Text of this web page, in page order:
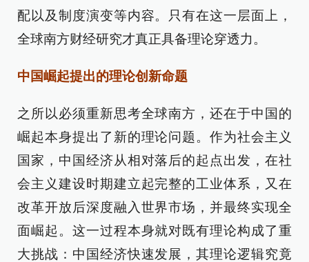
配以及制度演变等内容。只有在这一层面上，
全球南方财经研究才真正具备理论穿透力。
中国崛起提出的理论创新命题
之所以必须重新思考全球南方，还在于中国的
崛起本身提出了新的理论问题。作为社会主义
国家，中国经济从相对落后的起点出发，在社
会主义建设时期建立起完整的工业体系，又在
改革开放后深度融入世界市场，并最终实现全
面崛起。这一过程本身就对既有理论构成了重
大挑战：中国经济快速发展，其理论逻辑究竟